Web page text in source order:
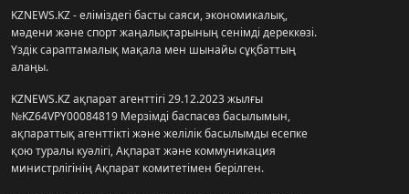
KZNEWS.KZ - еліміздегі басты саяси, экономикалық,
мәдени және спорт жаңалықтарының сенімді дереккөзі.
Үздік сараптамалық мақала мен шынайы сұқбаттың
алаңы.
KZNEWS.KZ ақпарат агенттігі 29.12.2023 жылғы
№KZ64VPY00084819 Мерзімді баспасөз басылымын,
ақпараттық агенттікті және желілік басылымды есепке
қою туралы куәлігі, Ақпарат және коммуникация
министрлігінің Ақпарат комитетімен берілген.